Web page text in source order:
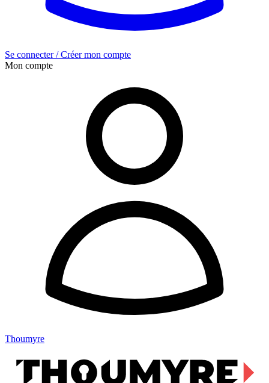
Se connecter / Créer mon compte
Mon compte
Thoumyre